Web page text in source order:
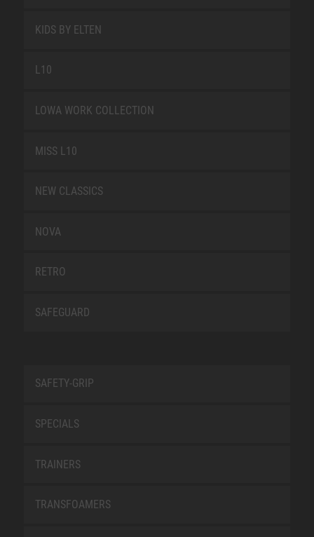
KIDS BY ELTEN
L10
LOWA WORK COLLECTION
MISS L10
NEW CLASSICS
NOVA
RETRO
SAFEGUARD
SAFETY-GRIP
SPECIALS
TRAINERS
TRANSFOAMERS